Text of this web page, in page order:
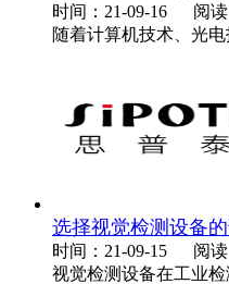
时间：21-09-16
阅
随着计算机技术、光
选择视觉检测设备
时间：21-09-15
阅
视觉检测设备在工业